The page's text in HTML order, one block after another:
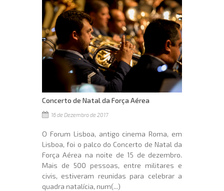
Concerto de Natal da Força Aérea
16 de Dezembro de 2017
O Forum Lisboa, antigo cinema Roma, em
Lisboa, foi o palco do Concerto de Natal da
Força Aérea na noite de 15 de dezembro.
Mais de 500 pessoas, entre militares e
civis, estiveram reunidas para celebrar a
quadra natalícia, num(...)